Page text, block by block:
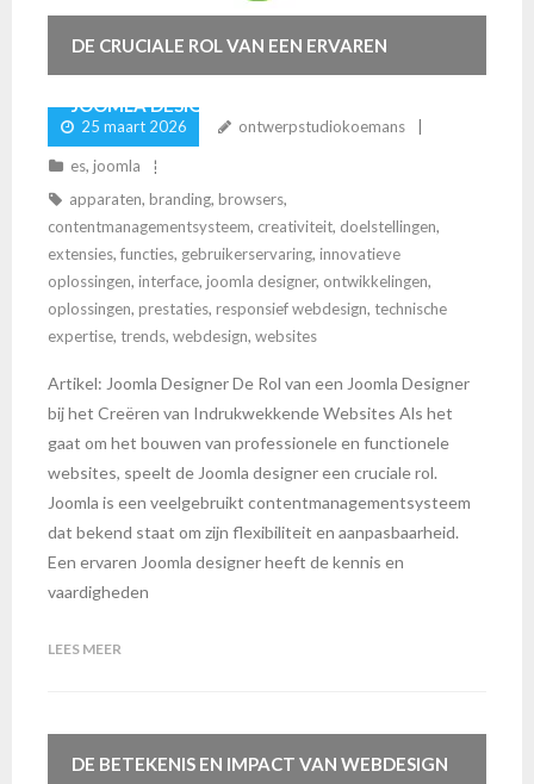
DE CRUCIALE ROL VAN EEN ERVAREN
JOOMLA DESIGNER BIJ WEBDESIGN
PROJECTEN
25 maart 2026 ontwerpstudiokoemans
es, joomla
apparaten, branding, browsers,
contentmanagementsysteem, creativiteit, doelstellingen,
extensies, functies, gebruikerservaring, innovatieve
oplossingen, interface, joomla designer, ontwikkelingen,
oplossingen, prestaties, responsief webdesign, technische
expertise, trends, webdesign, websites
Artikel: Joomla Designer De Rol van een Joomla Designer
bij het Creëren van Indrukwekkende Websites Als het
gaat om het bouwen van professionele en functionele
websites, speelt de Joomla designer een cruciale rol.
Joomla is een veelgebruikt contentmanagementsysteem
dat bekend staat om zijn flexibiliteit en aanpasbaarheid.
Een ervaren Joomla designer heeft de kennis en
vaardigheden
LEES MEER
DE BETEKENIS EN IMPACT VAN WEBDESIGN